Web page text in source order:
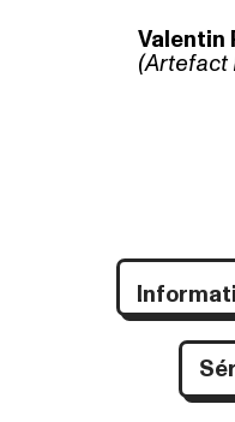
Valentin
(Artefact